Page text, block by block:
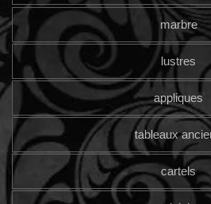
marbre
lustres
appliques
tableaux
cartels